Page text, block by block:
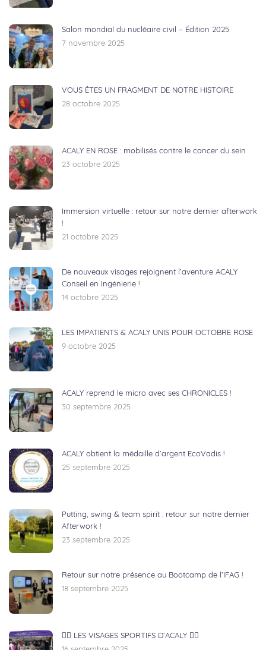
Salon mondial du nucléaire civil – Édition 2025
7 novembre 2025
VOUS ÊTES UN FRAGMENT DE NOTRE HISTOIRE
28 octobre 2025
ACALY EN ROSE : mobilisés contre le cancer du sein
23 octobre 2025
Immersion virtuelle : retour sur notre dernier afterwork
!
21 octobre 2025
De nouveaux visages rejoignent l’aventure ACALY
Conseil en Ingénierie !
14 octobre 2025
LES IMPATIENTS & ACALY UNIS POUR OCTOBRE ROSE
9 octobre 2025
ACALY reprend le micro avec ses CHRONICLES !
30 septembre 2025
ACALY obtient la médaille d’argent EcoVadis !
25 septembre 2025
Putting, swing & team spirit : retour sur notre dernier
Afterwork !
23 septembre 2025
Retour sur notre présence au Bootcamp de l’IFAG !
18 septembre 2025
🏃‍♂️ LES VISAGES SPORTIFS D’ACALY 🚴‍♀️